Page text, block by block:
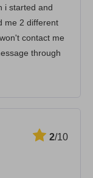
i started and
me 2 different
contact me
through
2/10